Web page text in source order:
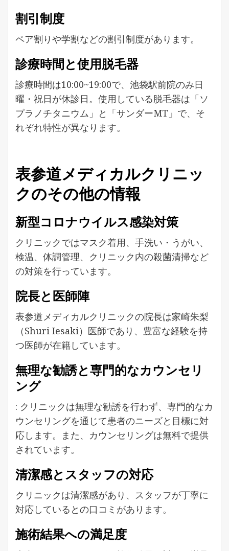
割引制度
ペア割りや学割などの割引制度があります。
診療時間と使用脱毛器
診療時間は10:00~19:00で、池袋駅前院のみ日
曜・祝日が休診日。使用している脱毛器は「ソ
プラノチタニウム」と「サンダーMT」で、そ
れぞれ特性が異なります。
表参道メディカルクリニッ
クのその他の情報
新型コロナウイルス感染対策
クリニックではマスク着用、手洗い・うがい、
検温、体調管理、クリニック内の殺菌清掃など
の対策を行っています。
院長と医師陣
表参道メディカルクリニックの院長は家崎朱梨
（Shuri Iesaki）医師であり、豊富な経験を持
つ医師が在籍しています。
無理な勧誘と専門的なカウンセリ
ング
: クリニックは無理な勧誘を行わず、専門的なカ
ウンセリングを通じて患者のニーズと目標に対
応します。また、カウンセリングは無料で提供
されています。
清潔感とスタッフの対応
クリニックは清潔感があり、スタッフが丁寧に
対応しているとの口コミがあります。
施術結果への満足度